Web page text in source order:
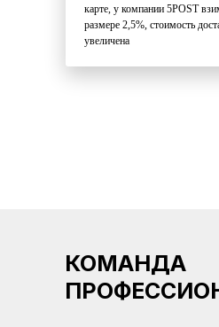
карте, у компании 5POST
размере 2,5%, стоимость
увеличена
КОМАНДА